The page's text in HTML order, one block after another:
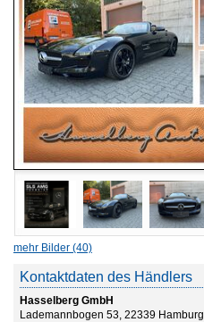
mehr Bilder (40)
Kontaktdaten des Händlers
Hasselberg GmbH
Lademannbogen 53, 22339 Hamburg